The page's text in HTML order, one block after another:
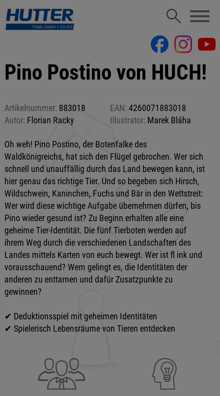
Pino Postino von HUCH!
Artikelnummer: 883018 EAN: 4260071883018
Autor: Florian Racky Illustrator: Marek Bláha
Oh weh! Pino Postino, der Botenfalke des
Waldkönigreichs, hat sich den Flügel gebrochen. Wer sich
schnell und unauffällig durch das Land bewegen kann, ist
hier genau das richtige Tier. Und so begeben sich Hirsch,
Wildschwein, Kaninchen, Fuchs und Bär in den Wettstreit:
Wer wird diese wichtige Aufgabe übernehmen dürfen, bis
Pino wieder gesund ist? Zu Beginn erhalten alle eine
geheime Tier-Identität. Die fünf Tierboten werden auf
ihrem Weg durch die verschiedenen Landschaften des
Landes mittels Karten von euch bewegt. Wer ist fl ink und
vorausschauend? Wem gelingt es, die Identitäten der
anderen zu enttarnen und dafür Zusatzpunkte zu
gewinnen?
✔ Deduktionsspiel mit geheimen Identitäten
✔ Spielerisch Lebensräume von Tieren entdecken